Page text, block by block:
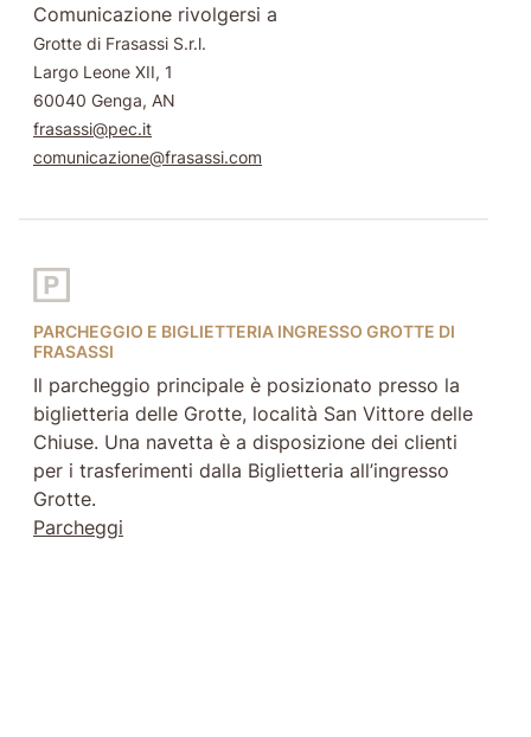
Comunicazione rivolgersi a
Grotte di Frasassi S.r.l.
Largo Leone XII, 1
60040 Genga, AN
frasassi@pec.it
comunicazione@frasassi.com
PARCHEGGIO E BIGLIETTERIA INGRESSO GROTTE DI
FRASASSI
Il parcheggio principale è posizionato presso la
biglietteria delle Grotte, località San Vittore delle
Chiuse. Una navetta è a disposizione dei clienti
per i trasferimenti dalla Biglietteria all’ingresso
Grotte.
Parcheggi